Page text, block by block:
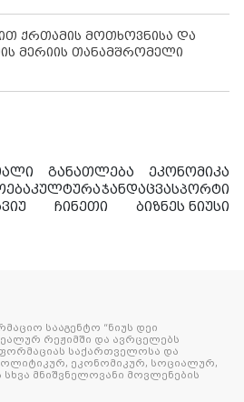
ქრთამის მოთხოვნისა და
მერიის თანამშრომელი
განათლება
ეკონომიკა
კულტურაჯანდაცვასპორტი
ჩინეთი ბიზნეს ნიუსი
სააგენტო “ნიუს დეი
რეჟიმში და ავრცელებს
საქართველოსა და
ეკონომიკურ, სოციალურ,
მნიშვნელოვანი მოვლენების